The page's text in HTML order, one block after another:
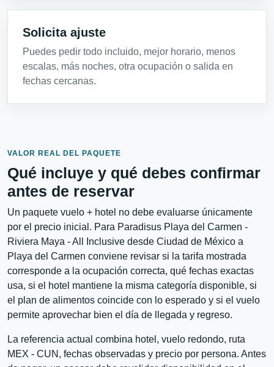
Solicita ajuste
Puedes pedir todo incluido, mejor horario, menos
escalas, más noches, otra ocupación o salida en
fechas cercanas.
VALOR REAL DEL PAQUETE
Qué incluye y qué debes confirmar
antes de reservar
Un paquete vuelo + hotel no debe evaluarse únicamente
por el precio inicial. Para Paradisus Playa del Carmen -
Riviera Maya - All Inclusive desde Ciudad de México a
Playa del Carmen conviene revisar si la tarifa mostrada
corresponde a la ocupación correcta, qué fechas exactas
usa, si el hotel mantiene la misma categoría disponible, si
el plan de alimentos coincide con lo esperado y si el vuelo
permite aprovechar bien el día de llegada y regreso.
La referencia actual combina hotel, vuelo redondo, ruta
MEX - CUN, fechas observadas y precio por persona. Antes